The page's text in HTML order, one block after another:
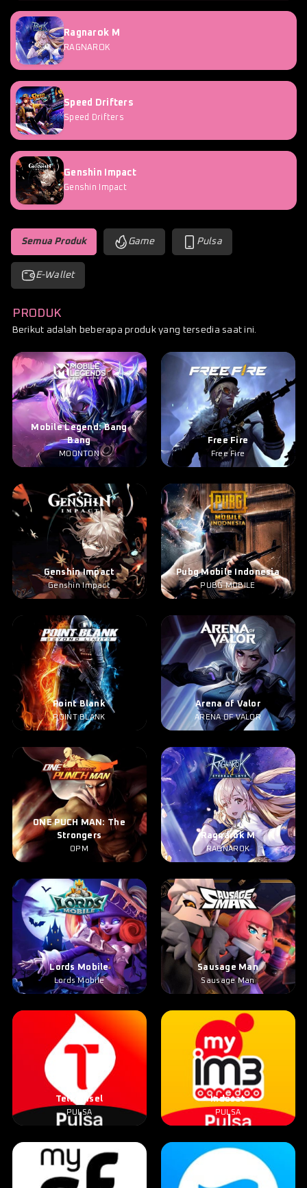
Ragnarok M
RAGNAROK
Speed Drifters
Speed Drifters
Genshin Impact
Genshin Impact
Semua Produk Game Pulsa
E-Wallet
PRODUK
Berikut adalah beberapa produk yang tersedia saat ini.
Mobile Legend: Bang
Bang
MOONTON
Free Fire
Free Fire
Genshin Impact
Genshin Impact
Pubg Mobile Indonesia
PUBG MOBILE
Point Blank
POINT BLANK
Arena of Valor
ARENA OF VALOR
ONE PUCH MAN: The
Strongers
OPM
Ragnarok M
RAGNAROK
Lords Mobile
Lords Mobile
Sausage Man
Sausage Man
Telkomsel
PULSA
Indosat
PULSA